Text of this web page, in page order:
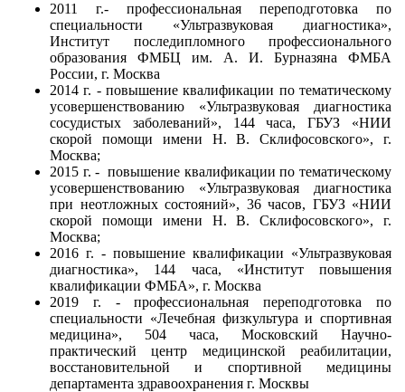
2011 г.- профессиональная переподготовка по
специальности «Ультразвуковая диагностика»,
Институт последипломного профессионального
образования ФМБЦ им. А. И. Бурназяна ФМБА
России, г. Москва
2014 г. - повышение квалификации по тематическому
усовершенствованию «Ультразвуковая диагностика
сосудистых заболеваний», 144 часа, ГБУЗ «НИИ
скорой помощи имени Н. В. Склифосовского», г.
Москва;
2015 г. - повышение квалификации по тематическому
усовершенствованию «Ультразвуковая диагностика
при неотложных состояний», 36 часов, ГБУЗ «НИИ
скорой помощи имени Н. В. Склифосовского», г.
Москва;
2016 г. - повышение квалификации «Ультразвуковая
диагностика», 144 часа, «Институт повышения
квалификации ФМБА», г. Москва
2019 г. - профессиональная переподготовка по
специальности «Лечебная физкультура и спортивная
медицина», 504 часа, Московский Научно-
практический центр медицинской реабилитации,
восстановительной и спортивной медицины
департамента здравоохранения г. Москвы